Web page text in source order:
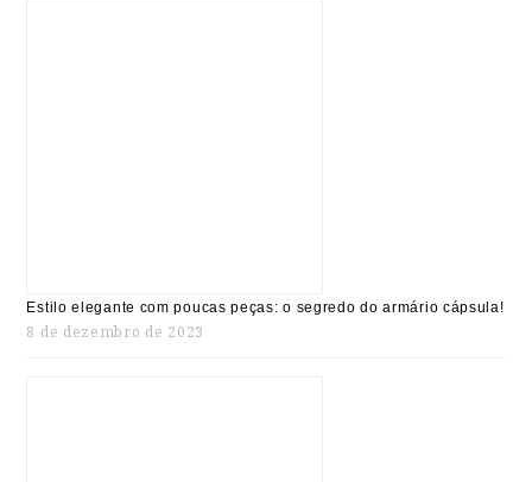
Estilo elegante com poucas peças: o segredo do armário cápsula!
8 de dezembro de 2023